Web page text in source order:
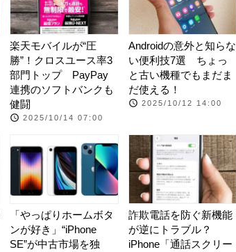
楽天モバイルが“圧
勝”！クロスユース率3
部門トップ PayPay
連携のソフトバンクも
健闘
2025/10/14 07:00
Androidの意外と知らな
い便利技7選 ちょっ
と古い機種でもまだま
だ使える！
2025/10/12 14:00
「やっぱりホームボタ
ンが好き」“iPhone
SE”が中古市場を独
詐欺電話を防ぐ新機能
が逆にトラブル？
iPhone「通話スクリー